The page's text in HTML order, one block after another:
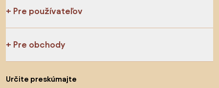
Pre používateľov
Pre obchody
Určite preskúmajte